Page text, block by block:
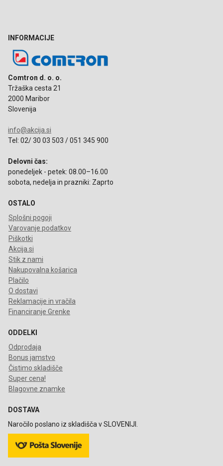
INFORMACIJE
Comtron d. o. o.
Tržaška cesta 21
2000 Maribor
Slovenija
info@akcija.si
Tel: 02/ 30 03 503 / 051 345 900
Delovni čas:
ponedeljek - petek: 08.00–16.00
sobota, nedelja in prazniki: Zaprto
OSTALO
Splošni pogoji
Varovanje podatkov
Piškotki
Akcija.si
Stik z nami
Nakupovalna košarica
Plačilo
O dostavi
Reklamacije in vračila
Financiranje Grenke
ODDELKI
Odprodaja
Bonus jamstvo
Čistimo skladišče
Super cena!
Blagovne znamke
DOSTAVA
Naročilo poslano iz skladišča v SLOVENIJI.